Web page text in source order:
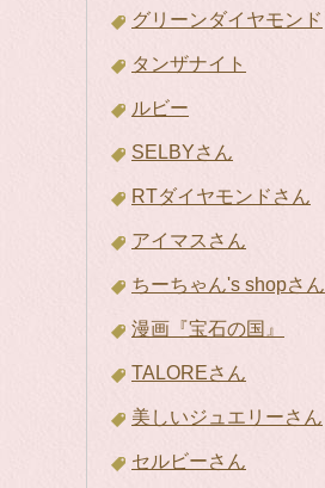
グリーンダイヤモンド
タンザナイト
ルビー
SELBYさん
RTダイヤモンドさん
アイマスさん
ちーちゃん's shopさん
漫画『宝石の国』
TALOREさん
美しいジュエリーさん
セルビーさん